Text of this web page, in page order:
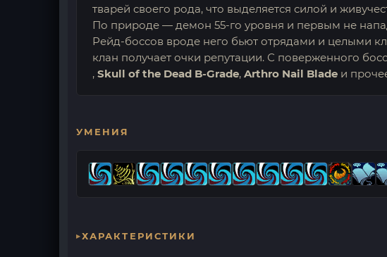
тварей своего рода, что выделяется силой и
По природе — демон 55-го уровня и первым не
Рейд-боссов вроде него бьют отрядами и целыми
клан получает очки репутации. С поверженного
, Skull of the Dead B-Grade, Arthro Nail Blade и
УМЕНИЯ
ХАРАКТЕРИСТИКИ